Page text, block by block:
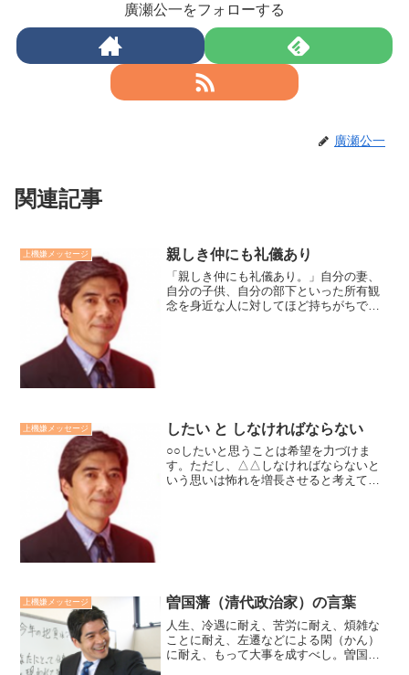
廣瀬公一をフォローする
廣瀬公一
関連記事
上機嫌メッセージ 親しき仲にも礼儀あり
「親しき仲にも礼儀あり。」自分の妻、
自分の子供、自分の部下といった所有観
念を身近な人に対してほど持ちがちで
上機嫌メッセージ したい と しなければならない
○○したいと思うことは希望を力づけま
す。ただし、△△しなければならないと
いう思いは怖れを増長させると考えてい
上機嫌メッセージ 曽国藩（清代政治家）の言葉
人生、冷遇に耐え、苦労に耐え、煩雑な
ことに耐え、左遷などによる閑（かん）
に耐え、もって大事を成すべし。曽国藩